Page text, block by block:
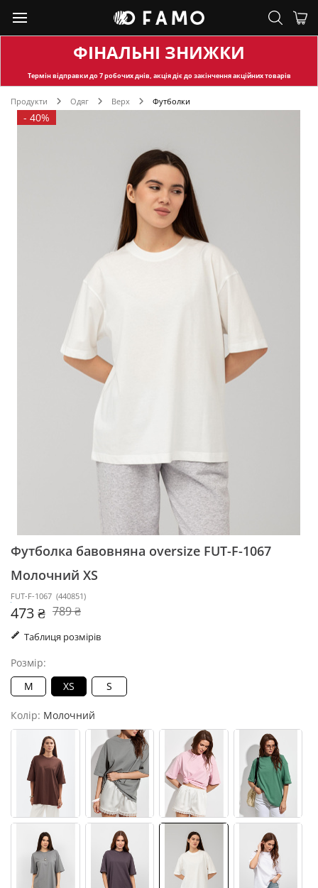
ФІНАЛЬНІ ЗНИЖКИ
Термін відправкидо 7 робочих днів, акція діє до закінчення акційних товарів
Продукти Одяг Верх Футболки
- 40%
Футболка бавовняна oversize FUT-F-1067
Молочний XS
FUT-F-1067 (440851)
473 ₴ 789 ₴
Таблиця розмірів
Розмір:
M
XS S
Колір: Молочний